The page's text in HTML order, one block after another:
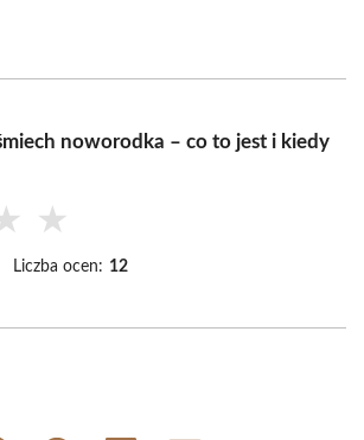
noworodka – co to jest i kiedy
★
Liczba ocen: 12